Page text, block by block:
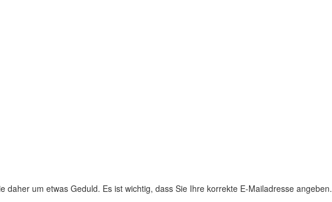
um etwas Geduld. Es ist wichtig, dass Sie Ihre korrekte E-Mailadresse angeben.